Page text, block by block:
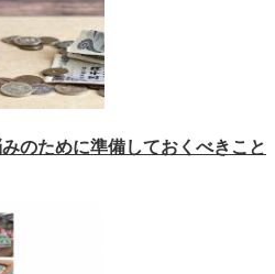
のために準備しておくべきこと